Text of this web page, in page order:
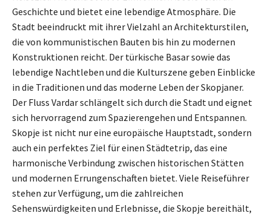
Geschichte und bietet eine lebendige Atmosphäre. Die
Stadt beeindruckt mit ihrer Vielzahl an Architekturstilen,
die von kommunistischen Bauten bis hin zu modernen
Konstruktionen reicht. Der türkische Basar sowie das
lebendige Nachtleben und die Kulturszene geben Einblicke
in die Traditionen und das moderne Leben der Skopjaner.
Der Fluss Vardar schlängelt sich durch die Stadt und eignet
sich hervorragend zum Spazierengehen und Entspannen.
Skopje ist nicht nur eine europäische Hauptstadt, sondern
auch ein perfektes Ziel für einen Städtetrip, das eine
harmonische Verbindung zwischen historischen Stätten
und modernen Errungenschaften bietet. Viele Reiseführer
stehen zur Verfügung, um die zahlreichen
Sehenswürdigkeiten und Erlebnisse, die Skopje bereithält,